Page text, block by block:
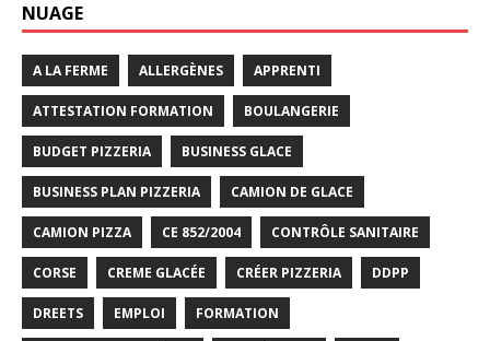
NUAGE
A LA FERME ALLERGÈNES APPRENTI
ATTESTATION FORMATION BOULANGERIE
BUDGET PIZZERIA BUSINESS GLACE
BUSINESS PLAN PIZZERIA CAMION DE GLACE
CAMION PIZZA CE 852/2004 CONTRÔLE SANITAIRE
CORSE CREME GLACÉE CRÉER PIZZERIA DDPP
DREETS EMPLOI FORMATION